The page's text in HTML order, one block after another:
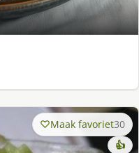
Maak favoriet30
👍